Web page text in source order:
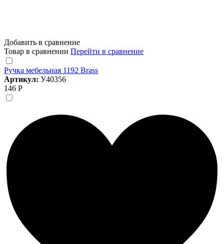
Добавить в сравнение
Товар в сравнении Перейти в сравнение
Ручка мебельная 1192 Brass
Артикул: У40356
146 Р